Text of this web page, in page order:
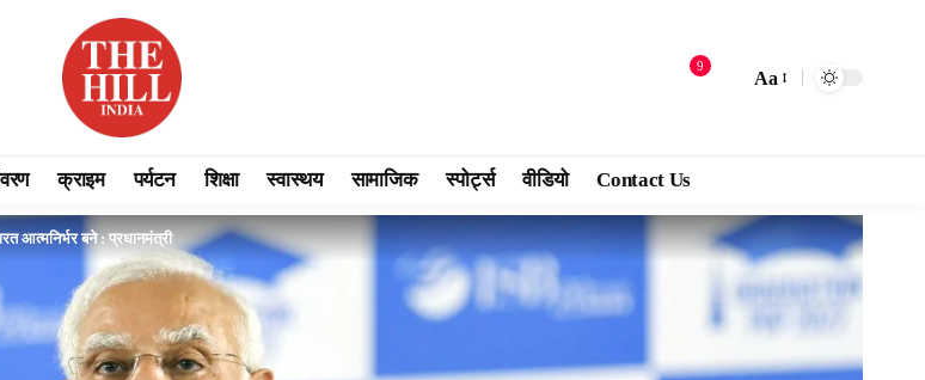
9
Aa
क्राइम पर्यटन शिक्षा स्वास्थय सामाजिक स्पोर्ट्स वीडियो Contact Us
आत्मनिर्भर बने : प्रधानमंत्री